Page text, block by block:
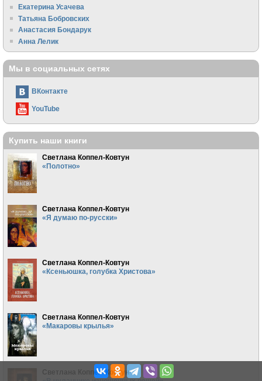
Екатерина Усачева
Татьяна Бобровских
Анастасия Бондарук
Анна Лелик
Мы в социальных сетях
ВКонтакте
YouTube
Купить наши книги
Светлана Коппел-Ковтун
«Полотно»
Светлана Коппел-Ковтун
«Я думаю по-русски»
Светлана Коппел-Ковтун
«Ксеньюшка, голубка Христова»
Светлана Коппел-Ковтун
«Макаровы крылья»
Светлана Коппел-Ковтун